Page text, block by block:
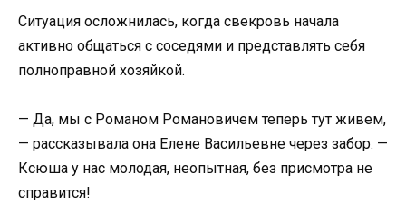
Ситуация осложнилась, когда свекровь начала
активно общаться с соседями и представлять себя
полноправной хозяйкой.
— Да, мы с Романом Романовичем теперь тут живем,
— рассказывала она Елене Васильевне через забор. —
Ксюша у нас молодая, неопытная, без присмотра не
справится!